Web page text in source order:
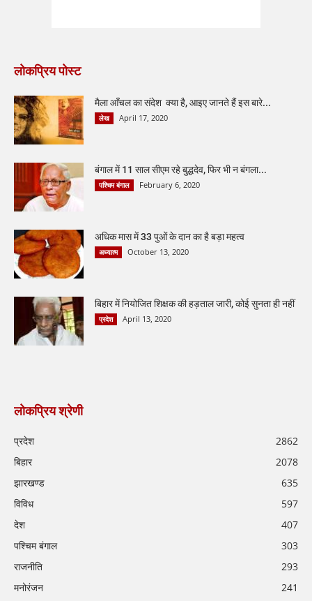
लोकप्रिय पोस्ट
मैला आँचल का संदेश क्या है, आइए जानते हैं इस बारे...
लेख April 17, 2020
बंगाल में 11 साल सीएम रहे बुद्धदेव, फिर भी न बंगला...
पश्चिम बंगाल February 6, 2020
अधिक मास में 33 पुओं के दान का है बड़ा महत्व
अध्यात्म October 13, 2020
बिहार में नियोजित शिक्षक की हड़ताल जारी, कोई सुनता ही नहीं
प्रदेश April 13, 2020
लोकप्रिय श्रेणी
प्रदेश
2862
बिहार
2078
झारखण्ड
635
विविध
597
देश
407
पश्चिम बंगाल
303
राजनीति
293
मनोरंजन
241